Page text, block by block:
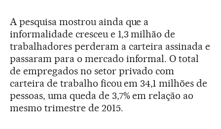
A pesquisa mostrou ainda que a
informalidade cresceu e 1,3 milhão de
trabalhadores perderam a carteira assinada e
passaram para o mercado informal. O total
de empregados no setor privado com
carteira de trabalho ficou em 34,1 milhões de
pessoas, uma queda de 3,7% em relação ao
mesmo trimestre de 2015.